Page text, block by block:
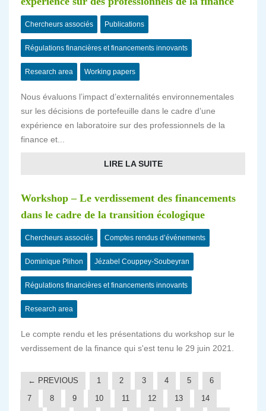
Chercheurs associés Publications
Régulations financières et financements innovants
Research area Working papers
Nous évaluons l’impact d’externalités environnementales
sur les décisions de portefeuille dans le cadre d’une
expérience en laboratoire sur des professionnels de la
finance et...
LIRE LA SUITE
Workshop – Le verdissement des financements
dans le cadre de la transition écologique
Chercheurs associés Comptes rendus d’événements
Dominique Plihon Jézabel Couppey-Soubeyran
Régulations financières et financements innovants
Research area
Le compte rendu et les présentations du workshop sur le
verdissement de la finance qui s'est tenu le 29 juin 2021.
← PREVIOUS 1 2 3 4 5
6
7
8 9 10 11 12 13
14